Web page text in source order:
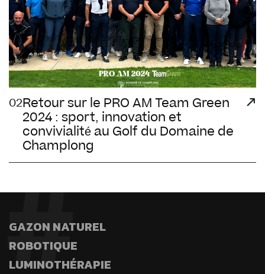
02Retour sur le PRO AM Team Green
2024 : sport, innovation et
convivialité au Golf du Domaine de
Champlong
GAZON NATUREL
ROBOTIQUE
LUMINOTHÉRAPIE